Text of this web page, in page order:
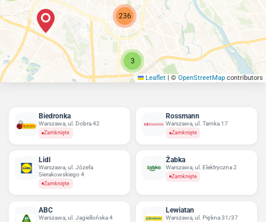
236
3
Leaflet | © OpenStreetMap contributors
Biedronka
Warszawa, ul. Dobra 42
Zamknięte
Rossmann
Warszawa, ul. Tamka 17
Zamknięte
Lidl
Warszawa, ul. Józefa
Sierakowskiego 4
Zamknięte
Żabka
Warszawa, ul. Elektryczna 2
Zamknięte
ABC
Warszawa, ul. Jagiellońska 4
Lewiatan
Warszawa, ul. Piękna 31/37